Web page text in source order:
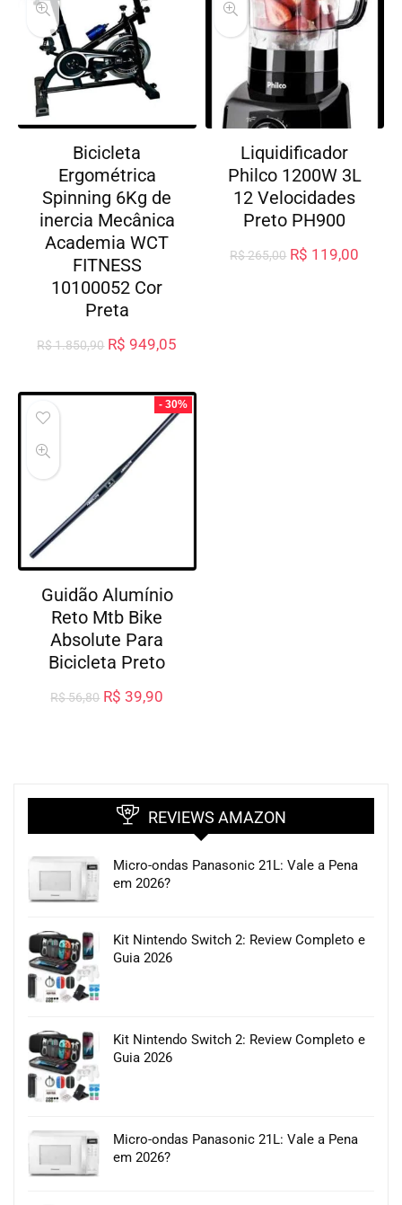
Bicicleta
Ergométrica
Spinning 6Kg de
inercia Mecânica
Academia WCT
FITNESS
10100052 Cor
Preta
R$1.850,90 R$ 949,05
Liquidificador
Philco 1200W 3L
12 Velocidades
Preto PH900
R$265,00 R$ 119,00
- 30%
Guidão Alumínio
Reto Mtb Bike
Absolute Para
Bicicleta Preto
R$56,80 R$ 39,90
REVIEWS AMAZON
Micro-ondas Panasonic 21L: Vale a Pena
em 2026?
Kit Nintendo Switch 2: Review Completo e
Guia 2026
Kit Nintendo Switch 2: Review Completo e
Guia 2026
Micro-ondas Panasonic 21L: Vale a Pena
em 2026?